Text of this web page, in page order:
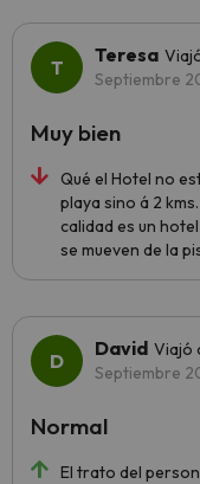
Teresa
Septiembre
Qué el Hotel no
playa sino á 2
calidad es un
se mueven de la
Muy bien
David Viajó
Septiembre
El trato del
Normal